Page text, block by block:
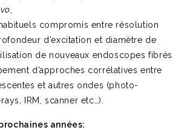
compromis entre résolution
d’excitation et diamètre de
de nouveaux endoscopes fibrés
d’approches corrélatives entre
et autres ondes (photo-
IRM, scanner etc…).
années: